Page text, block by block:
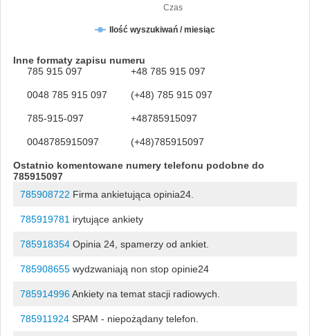
Czas
Ilość wyszukiwań / miesiąc
Inne formaty zapisu numeru
785 915 097
+48 785 915 097
0048 785 915 097 (+48) 785 915 097
785-915-097 +48785915097
0048785915097 (+48)785915097
Ostatnio komentowane numery telefonu podobne do
785915097
785908722 Firma ankietująca opinia24.
785919781 irytujące ankiety
785918354Opinia 24, spamerzy od ankiet.
785908655wydzwaniają non stop opinie24
785914996Ankiety na temat stacji radiowych.
785911924SPAM - niepożądany telefon.